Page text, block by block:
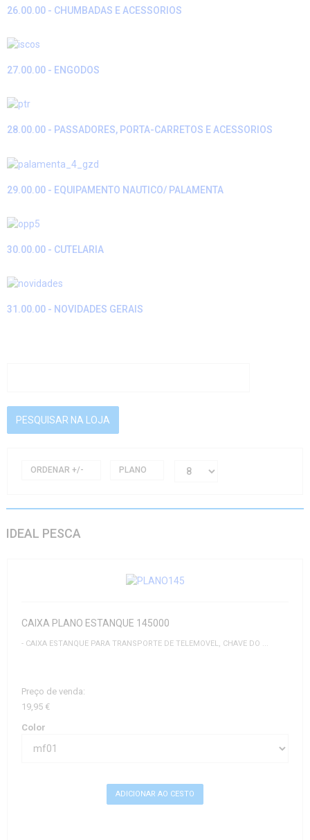
26.00.00 - CHUMBADAS E ACESSORIOS
27.00.00 - ENGODOS
28.00.00 - PASSADORES, PORTA-CARRETOS E ACESSORIOS
29.00.00 - EQUIPAMENTO NAUTICO/ PALAMENTA
30.00.00 - CUTELARIA
31.00.00 - NOVIDADES GERAIS
ORDENAR +/- PLANO
IDEAL PESCA
CAIXA PLANO ESTANQUE 145000
- CAIXA ESTANQUE PARA TRANSPORTE DE TELEMOVEL, CHAVE DO ...
Preço de venda:
19,95 €
Color